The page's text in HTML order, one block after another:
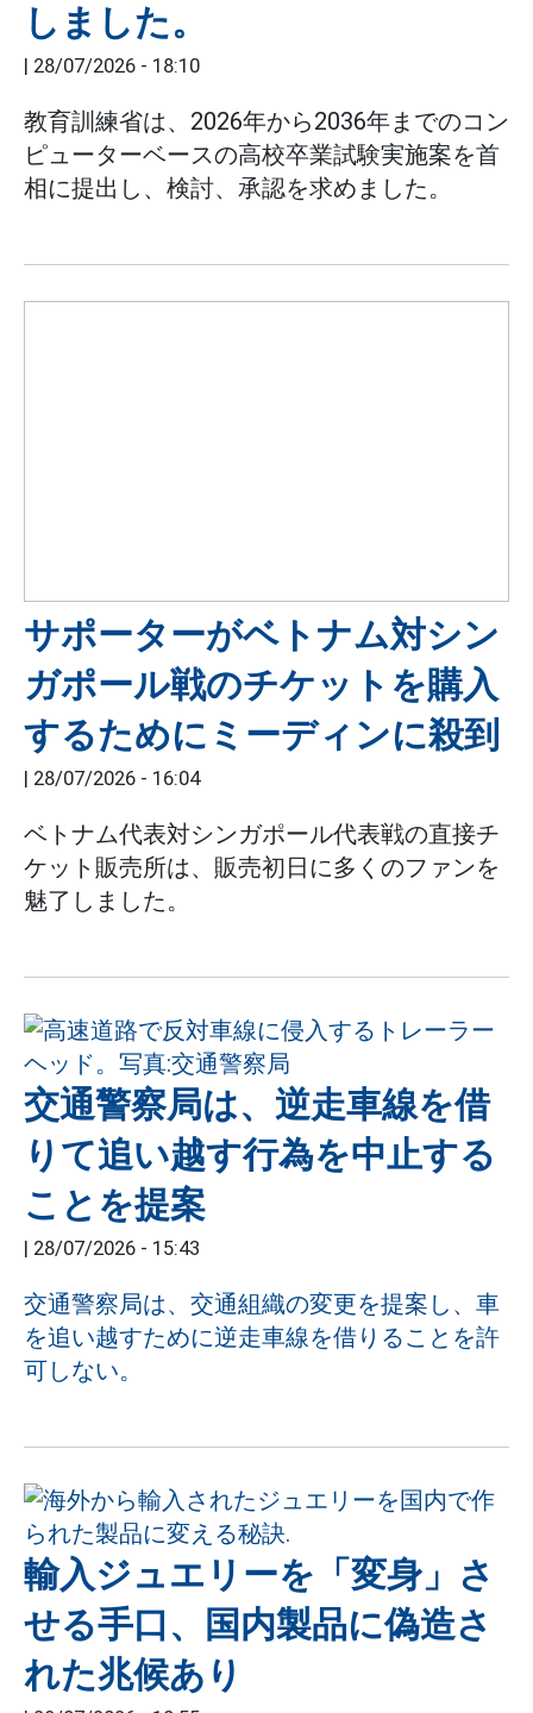
しました。
| 28/07/2026 - 18:10
教育訓練省は、2026年から2036年までのコン
ピューターベースの高校卒業試験実施案を首
相に提出し、検討、承認を求めました。
サポーターがベトナム対シン
ガポール戦のチケットを購入
するためにミーディンに殺到
| 28/07/2026 - 16:04
ベトナム代表対シンガポール代表戦の直接チ
ケット販売所は、販売初日に多くのファンを
魅了しました。
交通警察局は、逆走車線を借
りて追い越す行為を中止する
ことを提案
| 28/07/2026 - 15:43
交通警察局は、交通組織の変更を提案し、車
を追い越すために逆走車線を借りることを許
可しない。
輸入ジュエリーを「変身」さ
せる手口、国内製品に偽造さ
れた兆候あり